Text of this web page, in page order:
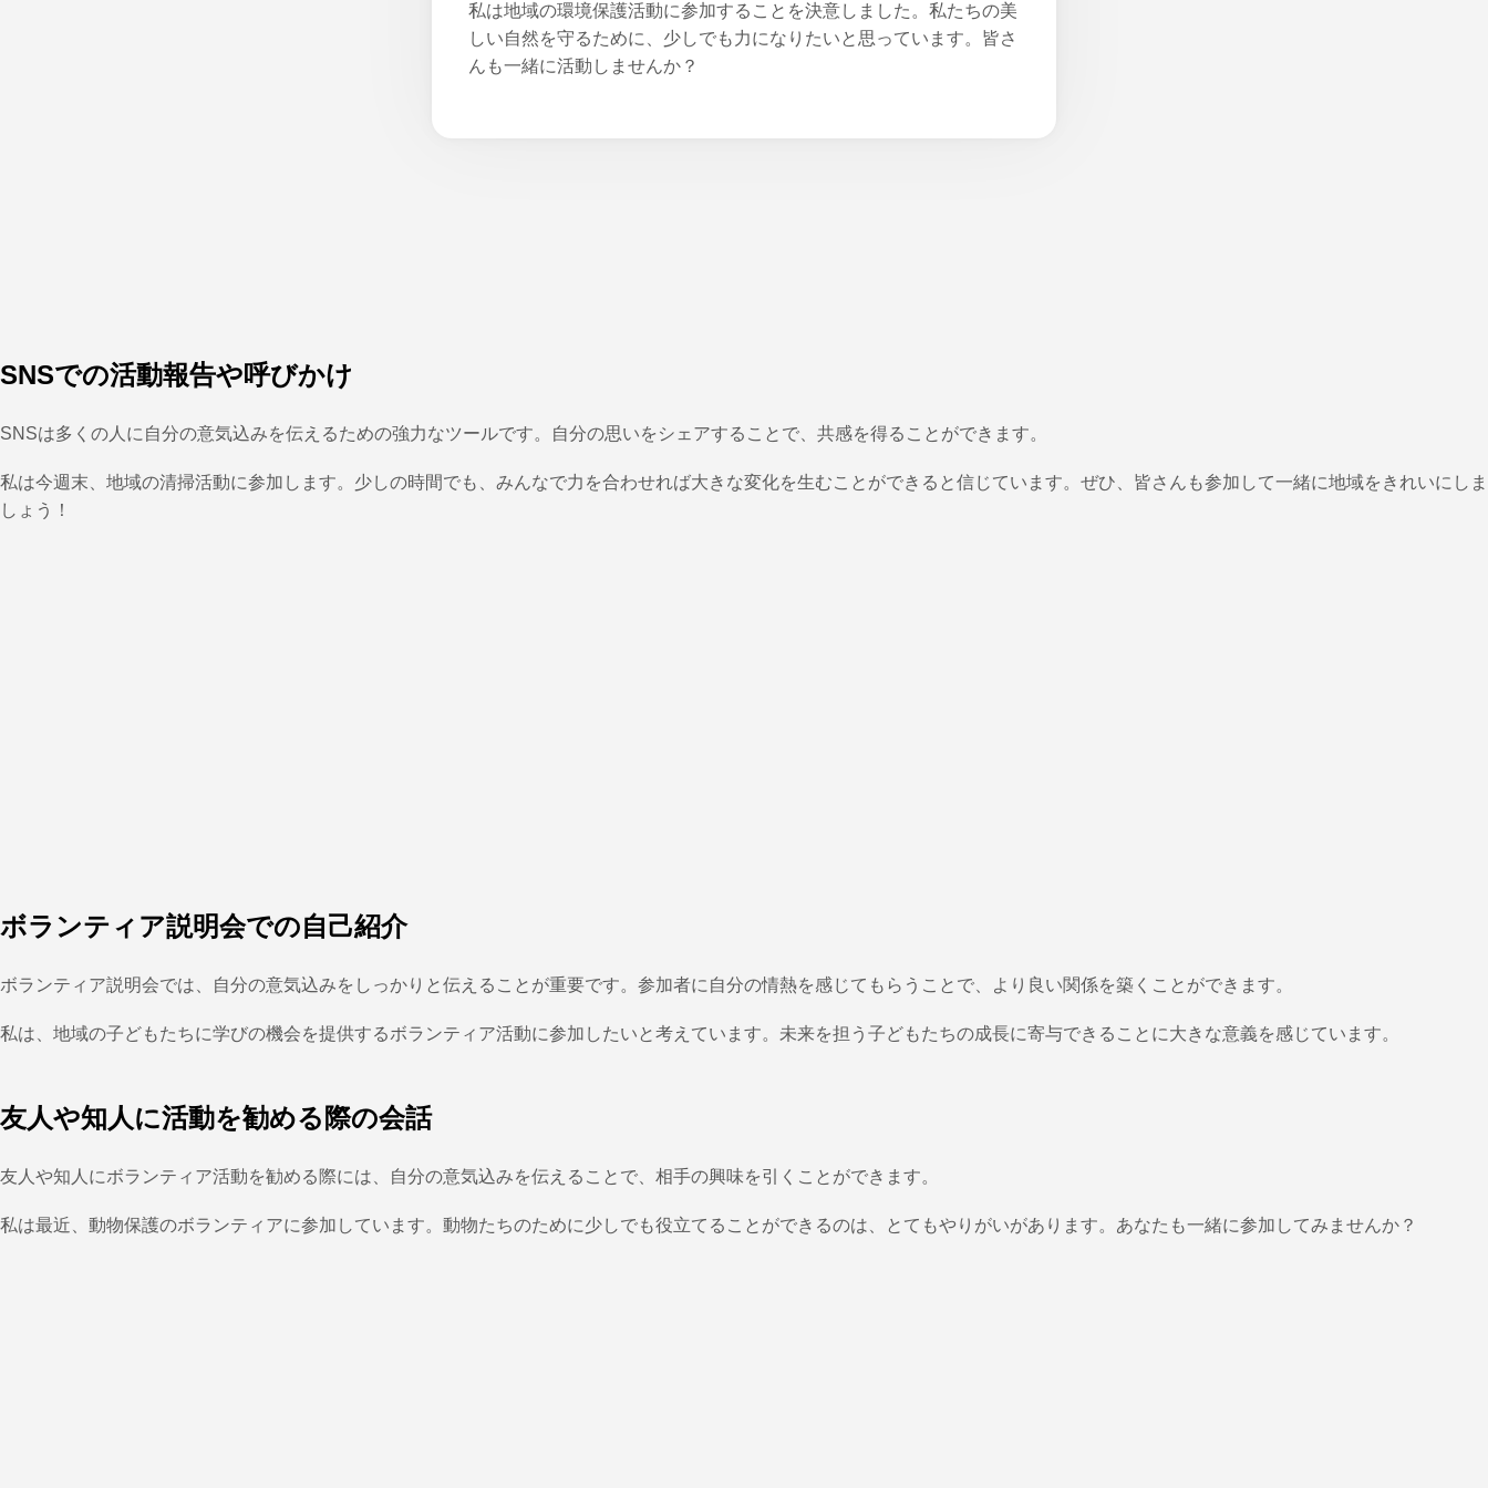
私は地域の環境保護活動に参加することを決意しました。私たちの美
しい自然を守るために、少しでも力になりたいと思っています。皆さ
んも一緒に活動しませんか？
SNSでの活動報告や呼びかけ
SNSは多くの人に自分の意気込みを伝えるための強力なツールです。自分の思いをシェアすることで、共感を得ることができます。
私は今週末、地域の清掃活動に参加します。少しの時間でも、みんなで力を合わせれば大きな変化を生むことができると信じています。ぜひ、皆さんも参加して一緒に地域をきれいにしま
しょう！
ボランティア説明会での自己紹介
ボランティア説明会では、自分の意気込みをしっかりと伝えることが重要です。参加者に自分の情熱を感じてもらうことで、より良い関係を築くことができます。
私は、地域の子どもたちに学びの機会を提供するボランティア活動に参加したいと考えています。未来を担う子どもたちの成長に寄与できることに大きな意義を感じています。
友人や知人に活動を勧める際の会話
友人や知人にボランティア活動を勧める際には、自分の意気込みを伝えることで、相手の興味を引くことができます。
私は最近、動物保護のボランティアに参加しています。動物たちのために少しでも役立てることができるのは、とてもやりがいがあります。あなたも一緒に参加してみませんか？